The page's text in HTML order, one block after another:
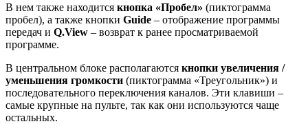
В нем также находится кнопка «Пробел» (пиктограмма
пробел), а также кнопки Guide – отображение программы
передач и Q.View – возврат к ранее просматриваемой
программе.
В центральном блоке располагаются кнопки увеличения /
уменьшения громкости (пиктограмма «Треугольник») и
последовательного переключения каналов. Эти клавиши –
самые крупные на пульте, так как они используются чаще
остальных.